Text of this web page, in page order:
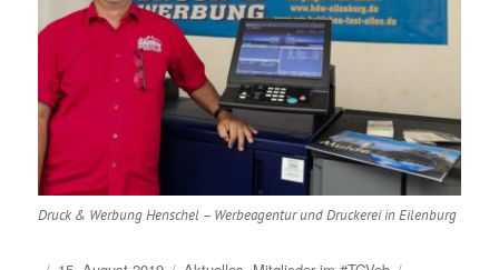
Druck & Werbung Henschel – Werbeagentur und Druckerei in Eilenburg